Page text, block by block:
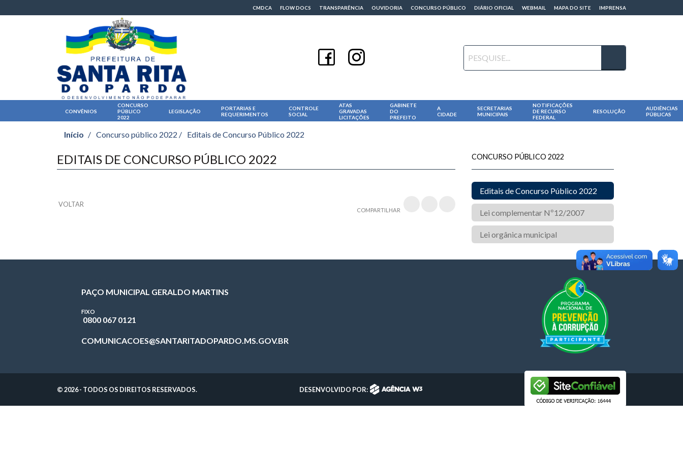
CMDCA FLOW DOCS TRANSPARÊNCIA OUVIDORIA CONCURSO PÚBLICO DIÁRIO OFICIAL WEBMAIL MAPA DO SITE IMPRENSA
CONVÊNIOS
CONCURSO
PÚBLICO
2022
LEGISLAÇÃO
PORTARIAS E
REQUERIMENTOS
CONTROLE
SOCIAL
ATAS
GRAVADAS
LICITAÇÕES
GABINETE
DO
PREFEITO
A
CIDADE
SECRETARIAS
MUNICIPAIS
NOTIFICAÇÕES
DE RECURSO
FEDERAL
RESOLUÇÃO
AUDIÊNCIAS
PÚBLICAS
Início / Concurso público 2022 / Editais de Concurso Público 2022
EDITAIS DE CONCURSO PÚBLICO 2022
VOLTAR
COMPARTILHAR
CONCURSO PÚBLICO 2022
Editais de Concurso Público 2022
Lei complementar Nº12/2007
Lei orgânica municipal
PAÇO MUNICIPAL GERALDO MARTINS
FIXO
0800 067 0121
COMUNICACOES@SANTARITADOPARDO.MS.GOV.BR
© 2026 - TODOS OS DIREITOS RESERVADOS. DESENVOLVIDO POR: